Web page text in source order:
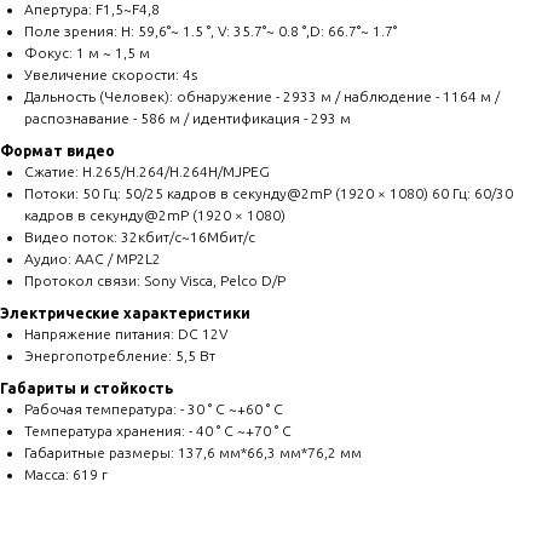
Апертура: F1,5~F4,8
Поле зрения: H: 59,6°~ 1.5 °, V: 35.7°~ 0.8 °,D: 66.7°~ 1.7°
Фокус: 1 м ~ 1,5 м
Увеличение скорости: 4s
Дальность (Человек): обнаружение - 2933 м / наблюдение - 1164 м /
распознавание - 586 м / идентификация - 293 м
Формат видео
Сжатие: H.265/H.264/H.264H/MJPEG
Потоки: 50 Гц: 50/25 кадров в секунду@2mP (1920 × 1080) 60 Гц: 60/30
кадров в секунду@2mP (1920 × 1080)
Видео поток: 32кбит/с~16Мбит/с
Аудио: AAC / MP2L2
Протокол связи: Sony Visca, Pelco D/P
Электрические характеристики
Напряжение питания: DC 12V
Энергопотребление: 5,5 Вт
Габариты и стойкость
Рабочая температура: - 30 ° C ~+60 ° C
Температура хранения: - 40 ° C ~+70 ° C
Габаритные размеры: 137,6 мм*66,3 мм*76,2 мм
Масса: 619 г